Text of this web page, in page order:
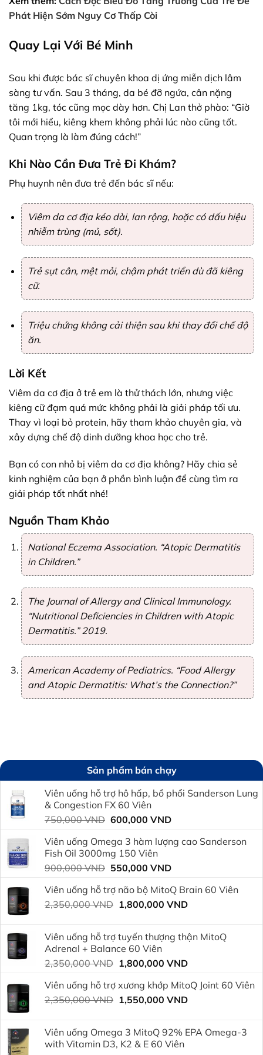
Phát Hiện Sớm Nguy Cơ Thấp Còi
Quay Lại Với Bé Minh
Sau khi được bác sĩ chuyên khoa dị ứng miễn dịch lâm
sàng tư vấn. Sau 3 tháng, da bé đỡ ngứa, cân nặng
tăng 1kg, tóc cũng mọc dày hơn. Chị Lan thở phào: “Giờ
tôi mới hiểu, kiêng khem không phải lúc nào cũng tốt.
Quan trọng là làm đúng cách!”
Khi Nào Cần Đưa Trẻ Đi Khám?
Phụ huynh nên đưa trẻ đến bác sĩ nếu:
Viêm da cơ địa kéo dài, lan rộng, hoặc có dấu hiệu
nhiễm trùng (mủ, sốt).
Trẻ sụt cân, mệt mỏi, chậm phát triển dù đã kiêng
cữ.
Triệu chứng không cải thiện sau khi thay đổi chế độ
ăn.
Lời Kết
Viêm da cơ địa ở trẻ em là thử thách lớn, nhưng việc
kiêng cữ đạm quá mức không phải là giải pháp tối ưu.
Thay vì loại bỏ protein, hãy tham khảo chuyên gia, và
xây dựng chế độ dinh dưỡng khoa học cho trẻ.
Bạn có con nhỏ bị viêm da cơ địa không? Hãy chia sẻ
kinh nghiệm của bạn ở phần bình luận để cùng tìm ra
giải pháp tốt nhất nhé!
Nguồn Tham Khảo
National Eczema Association. “Atopic Dermatitis
in Children.”
The Journal of Allergy and Clinical Immunology.
“Nutritional Deficiencies in Children with Atopic
Dermatitis.” 2019.
American Academy of Pediatrics. “Food Allergy
and Atopic Dermatitis: What’s the Connection?”
Sản phẩm bán chạy
Viên uống hỗ trợ hô hấp, bổ phổi Sanderson Lung
& Congestion FX 60 Viên
750,000VND Giá
là:
750,000 VND.
600,000 VNDGiá
tại
600,000 VND.
Viên uống Omega 3 hàm lượng cao Sanderson
Fish Oil 3000mg 150 Viên
900,000VND Giá
là:
900,000 VND.
550,000 VNDGiá
tại
là:
Viên uống hỗ trợ não bộ MitoQ Brain 60 Viên
2,350,000VND Giá
2,350,000 VND.
1,800,000 VNDGiá
là:
Viên uống hỗ trợ tuyến thượng thận MitoQ
Adrenal + Balance 60 Viên
2,350,000VND Giá
là:
2,350,000 VND.
1,800,000 VNDGiá
tại
là:
Viên uống hỗ trợ xương khớp MitoQ Joint 60 Viên
2,350,000VND Giá
2,350,000 VND.
1,550,000 VNDGiá
là:
Viên uống Omega 3 MitoQ 92% EPA Omega-3
with Vitamin D3, K2 & E 60 Viên